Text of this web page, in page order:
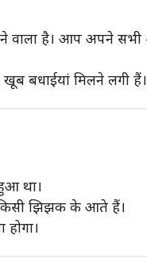
है। आप अपने सभी
बधाईयां मिलने लगी हैं।
था।
झिझक के आते हैं।